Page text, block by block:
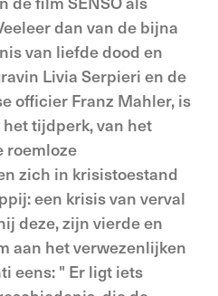
dan van de bijna
van liefde dood en
Livia Serpieri en de
officier Franz Mahler, is
tijdperk, van het
roemloze
zich in krisistoestand
een krisis van verval
deze, zijn vierde en
aan het verwezenlijken
eens: " Er ligt iets